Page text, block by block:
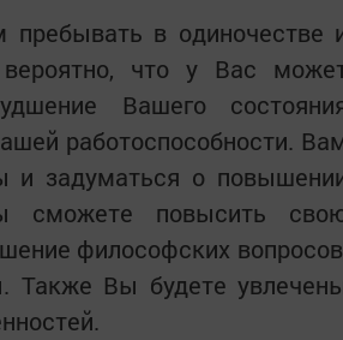
пребывать в одиночестве
что у Вас
Вашего
работоспособности.
и задуматься о
сможете повысить
философских
Также Вы будете